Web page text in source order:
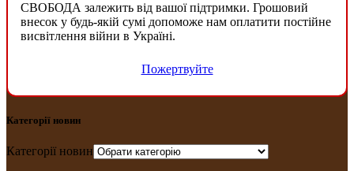
СВОБОДА залежить від вашої підтримки. Грошовий
внесок у будь-якій сумі допоможе нам оплатити постійне
висвітлення війни в Україні.
Пожертвуйте
Категорії новин
Категорії новин